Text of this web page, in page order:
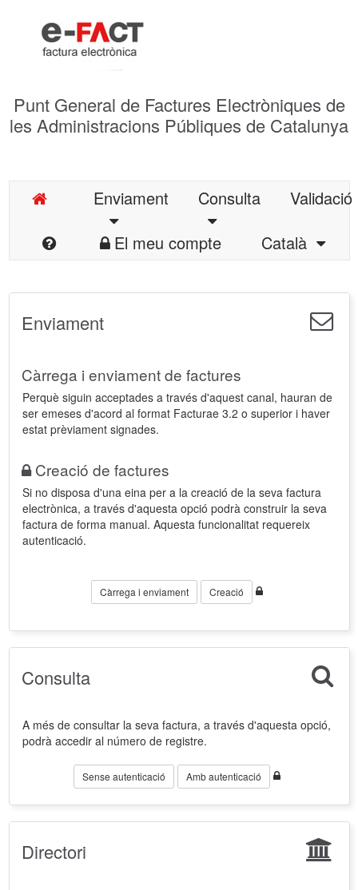
Punt General de Factures Electròniques de
les Administracions Públiques de Catalunya
Enviament Consulta
Validació
El meu compte
Català
Enviament
Càrrega i enviament de factures
Perquè siguin acceptades a través d'aquest canal, hauran de
ser emeses d'acord al format Facturae 3.2 o superior i haver
estat prèviament signades.
Creació de factures
Si no disposa d'una eina per a la creació de la seva factura
electrònica, a través d'aquesta opció podrà construir la seva
factura de forma manual. Aquesta funcionalitat requereix
autenticació.
Càrrega i enviament Creació
Consulta
A més de consultar la seva factura, a través d'aquesta opció,
podrà accedir al número de registre.
Sense autenticació Amb autenticació
Directori